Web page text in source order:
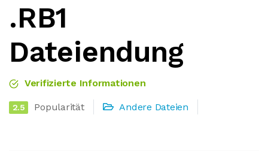
.RB1
Dateiendung
Verifizierte Informationen
2.5 Popularität Andere Dateien